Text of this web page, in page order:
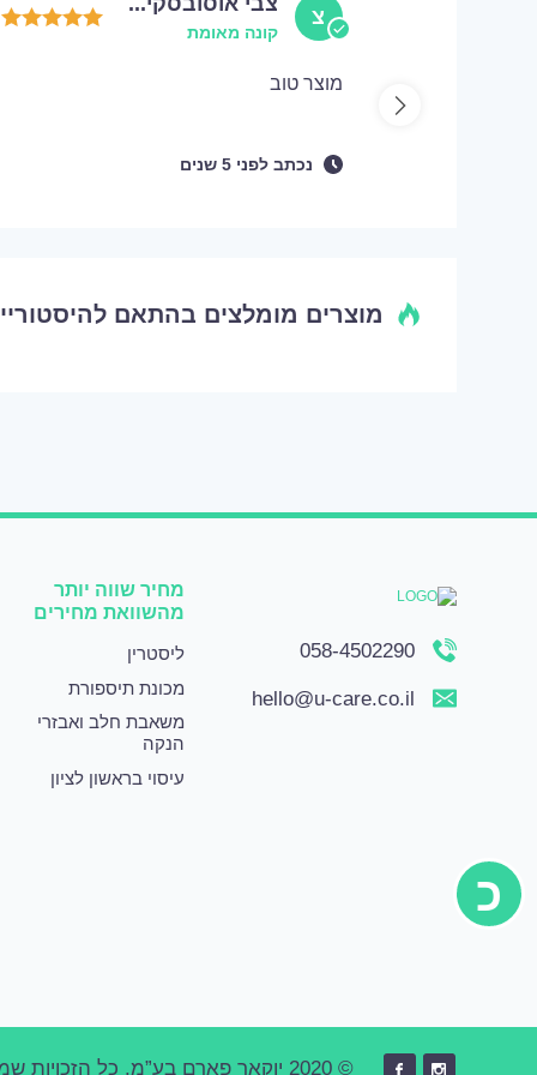
צ
קונה מאומת
מוצר טוב
נכתבלפני 5 שנים
מוצרים מומלצים בהתאם
058-4502290
hello@u-care.co.il
מחיר שווה יותר
מהשוואת מחירים
ליסטרין
מכונת תיספורת
משאבת חלב ואבזרי
הנקה
עיסוי בראשון לציון
© 2020 יוקאר פארם בע”מ. כל הזכויות שמורות.
כ